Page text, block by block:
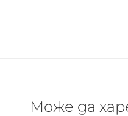
Може да